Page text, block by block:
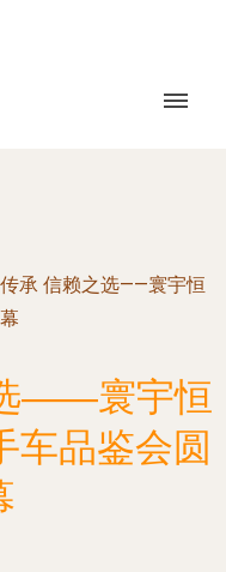
承 信赖之选——寰宇恒
——寰宇恒
车品鉴会圆